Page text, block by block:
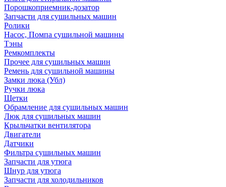
Порошкоприемник-дозатор
Запчасти для сушильных машин
Ролики
Насос, Помпа сушильной машины
Тэны
Ремкомплекты
Прочее для сушильных машин
Ремень для сушильной машины
Замки люка (Убл)
Ручки люка
Щетки
Обрамление для сушильных машин
Люк для сушильных машин
Крыльчатки вентилятора
Двигатели
Датчики
Фильтра сушильных машин
Запчасти для утюга
Шнур для утюга
Запчасти для холодильников